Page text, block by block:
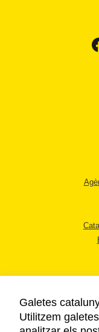
Galetes
Utilitzem